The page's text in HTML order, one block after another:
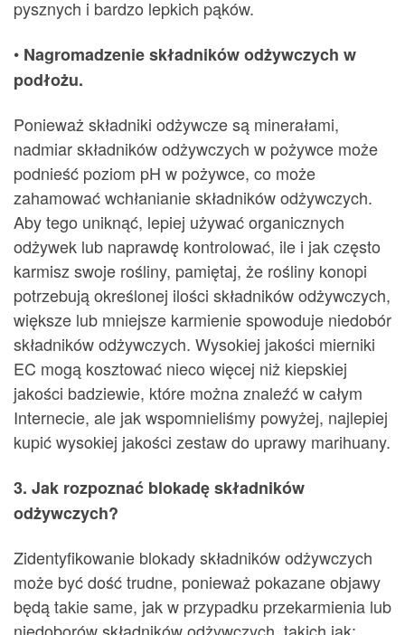
pysznych i bardzo lepkich pąków.
• Nagromadzenie składników odżywczych w
podłożu.
Ponieważ składniki odżywcze są minerałami,
nadmiar składników odżywczych w pożywce może
podnieść poziom pH w pożywce, co może
zahamować wchłanianie składników odżywczych.
Aby tego uniknąć, lepiej używać organicznych
odżywek lub naprawdę kontrolować, ile i jak często
karmisz swoje rośliny, pamiętaj, że rośliny konopi
potrzebują określonej ilości składników odżywczych,
większe lub mniejsze karmienie spowoduje niedobór
składników odżywczych. Wysokiej jakości mierniki
EC mogą kosztować nieco więcej niż kiepskiej
jakości badziewie, które można znaleźć w całym
Internecie, ale jak wspomnieliśmy powyżej, najlepiej
kupić wysokiej jakości zestaw do uprawy marihuany.
3. Jak rozpoznać blokadę składników
odżywczych?
Zidentyfikowanie blokady składników odżywczych
może być dość trudne, ponieważ pokazane objawy
będą takie same, jak w przypadku przekarmienia lub